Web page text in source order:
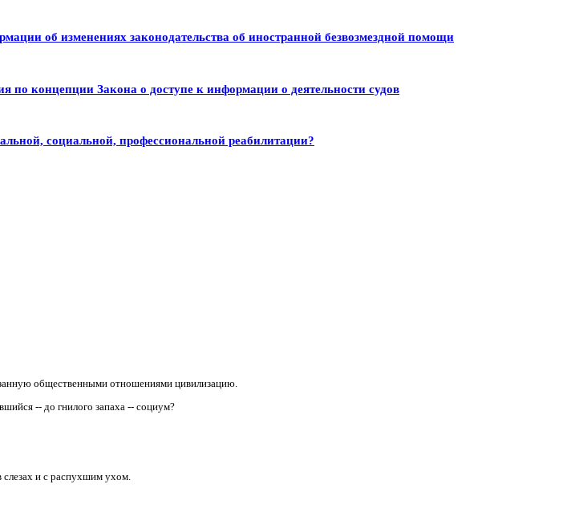
об изменениях законодательства об иностранной безвозмездной помощи
концепции Закона о доступе к информации о деятельности судов
социальной, профессиональной реабилитации?
общественными отношениями цивилизацию.
-- до гнилого запаха -- социум?
слезах и с распухшим ухом.